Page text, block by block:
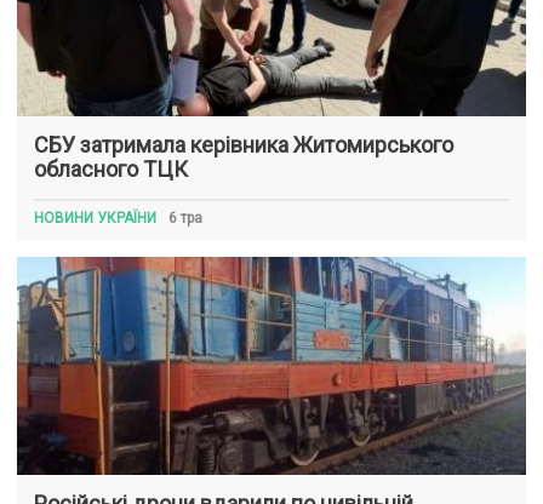
СБУ затримала керівника Житомирського
обласного ТЦК
НОВИНИ УКРАЇНИ 6 тра